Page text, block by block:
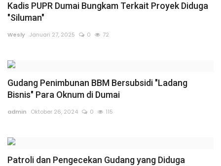
Daerah
Kepri
Pariwisata
Pendidikan
Kadis PUPR Dumai Bungkam Terkait Proyek Diduga
"Siluman"
Wesly Januari 27, 2025 0 72
Gudang Penimbunan BBM Bersubsidi "Ladang
Bisnis" Para Oknum di Dumai
admin Oktober 26, 2024 0 115
Patroli dan Pengecekan Gudang yang Diduga